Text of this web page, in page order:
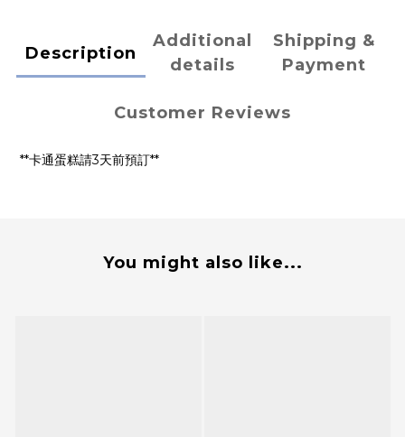
Description
Additional
details
Shipping &
Payment
Customer Reviews
**卡通蛋糕請3天前預訂**
You might also like...